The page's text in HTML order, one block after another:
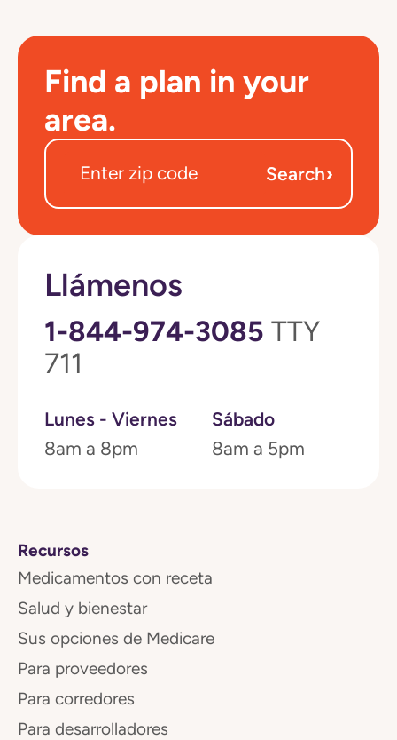
Find a plan in your
area.
Search›
Llámenos
1-844-974-3085 TTY
711
Lunes - Viernes
8am a 8pm
Sábado
8am a 5pm
Recursos
Medicamentos con receta
Salud y bienestar
Sus opciones de Medicare
Para proveedores
Para corredores
Para desarrolladores